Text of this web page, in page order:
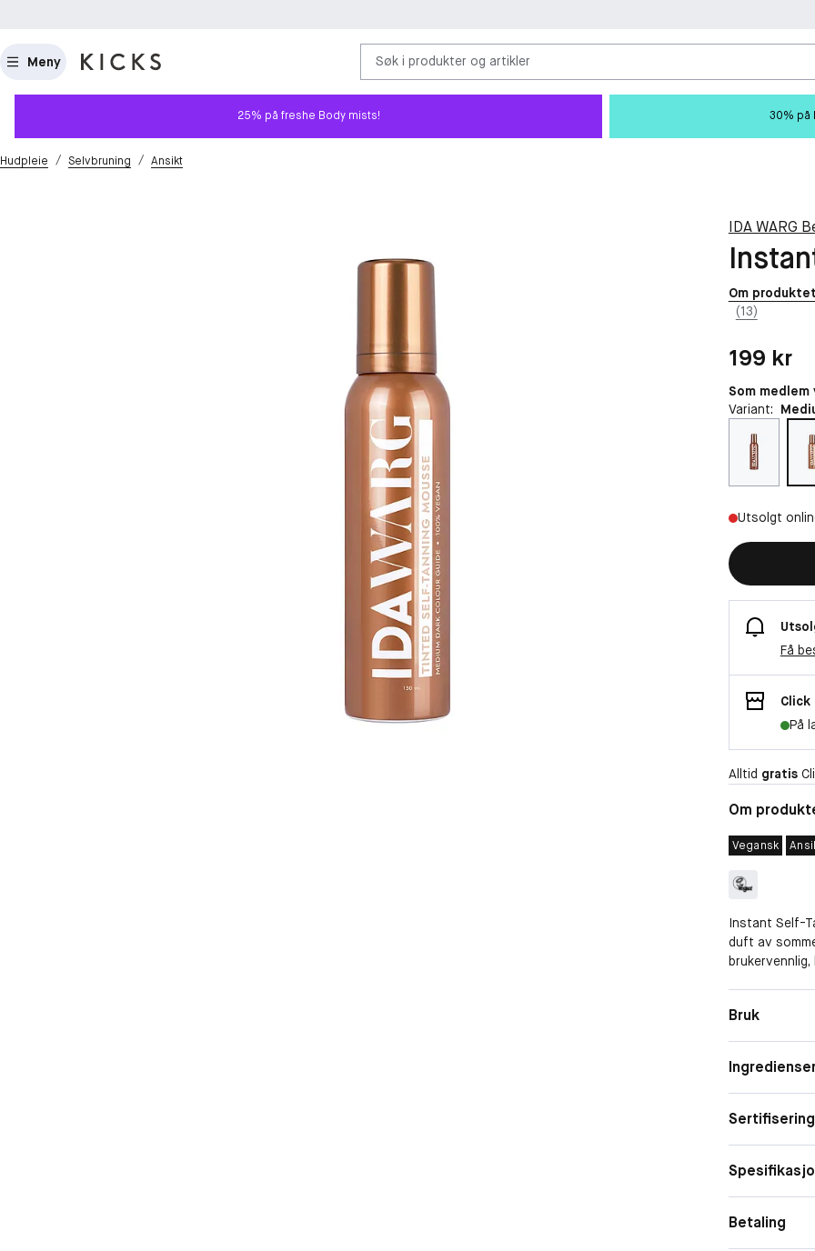
Meny Søk i produkter og artikler
25% på freshe Body mists! 30% på
Hudpleie / Selvbruning / Ansikt
IDA WARG
Om produktet
(13)
Variant:
Pris: 199 kr
199 kr
Som
Utsolgt
Få
På
Alltid gratis
Om
Vegansk
Instant Self-
duft av
fortsetter å
Bruk
Betaling